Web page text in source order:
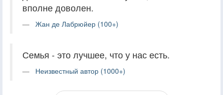
вполне доволен.
Жан де Лабрюйер (100+)
Семья - это лучшее, что у нас есть.
Неизвестный автор (1000+)